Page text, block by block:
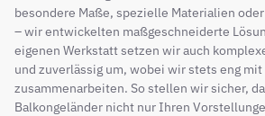
besondere Maße, spezielle Materialien
– wir entwickelten maßgeschneiderte
eigenen Werkstatt setzen wir auch
und zuverlässig um, wobei wir stets eng
zusammenarbeiten. So stellen wir sicher,
Balkongeländer nicht nur Ihren